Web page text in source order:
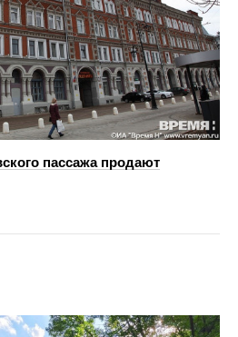
пассажа продают